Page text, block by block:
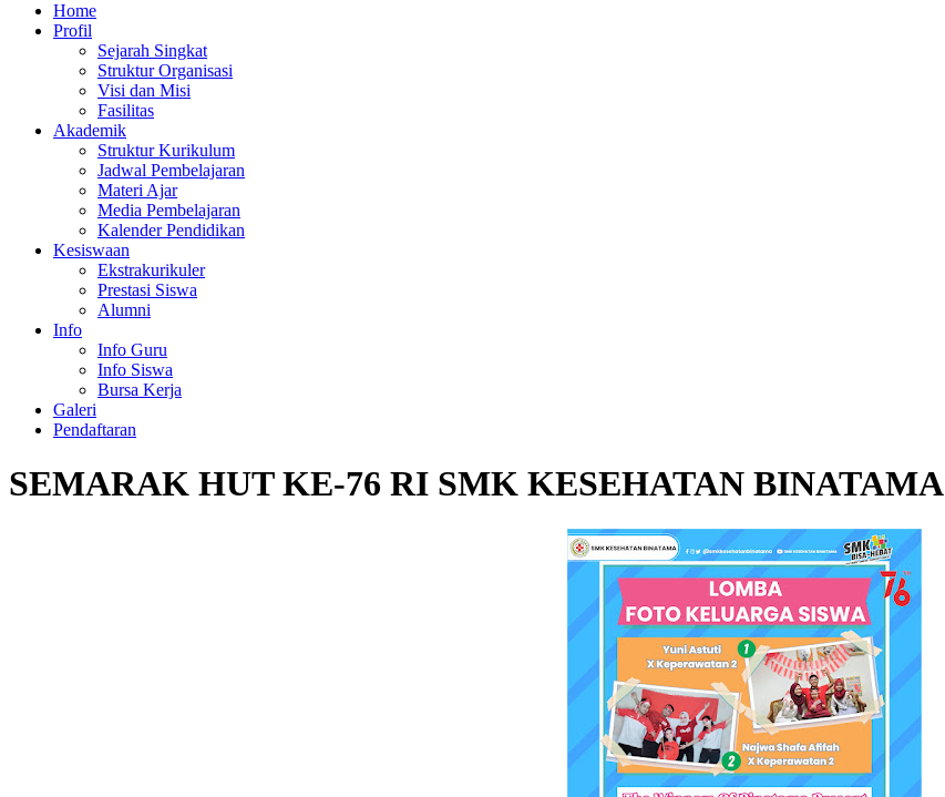
Home
Profil
Sejarah Singkat
Struktur Organisasi
Visi dan Misi
Fasilitas
Akademik
Struktur Kurikulum
Jadwal Pembelajaran
Materi Ajar
Media Pembelajaran
Kalender Pendidikan
Kesiswaan
Ekstrakurikuler
Prestasi Siswa
Alumni
Info
Info Guru
Info Siswa
Bursa Kerja
Galeri
Pendaftaran
SEMARAK HUT KE-76 RI SMK KESEHATAN BINATAMA